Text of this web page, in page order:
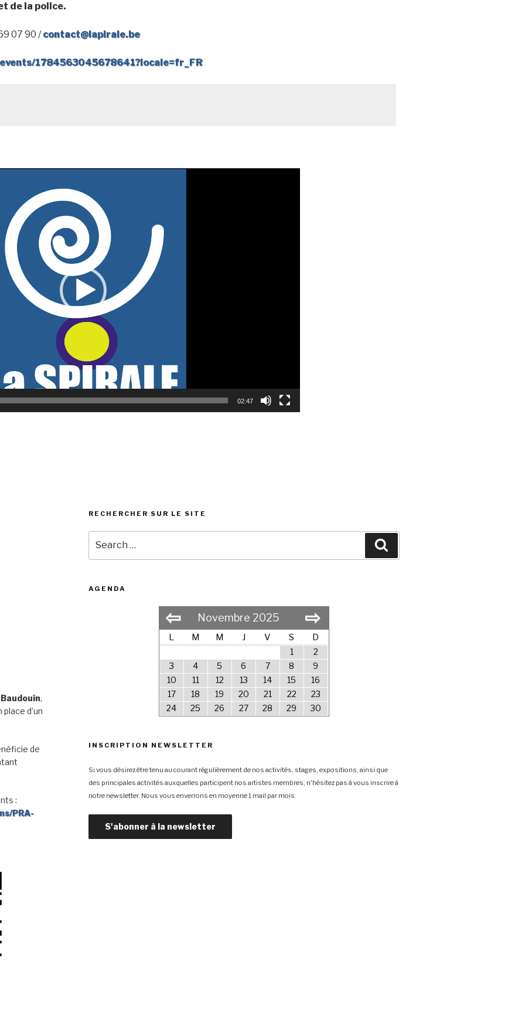
de la police.
07 90 /contact@lapirale.be
1784563045678641?locale=fr_FR
02:47
,
d’un
de
:
PRA-
RECHERCHER SUR LE SITE
for:
AGENDA
⇦ Novembre 2025 ⇨
L M M J V S D
1
2
3
4 5 6 7 8
9
10
11 12 13 14 15
16
17
18 19 20 21 22
23
24
25 26 27 28 29 30
INSCRIPTION NEWSLETTER
Si vous désirez être tenu au courant régulièrement de nos activités, stages, expositions, ainsi que
des principales activités auxquelles participent nos artistes membres, n'hésitez pas à vous inscrire à
notre newsletter. Nous vous enverrons en moyenne 1 mail par mois.